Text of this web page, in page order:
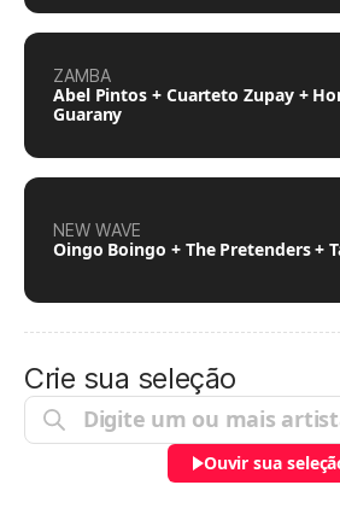
ZAMBA
Abel Pintos + Cuarteto Zupay +
Guarany
NEW WAVE
Oingo Boingo + The Pretenders +
Crie sua seleção
Ouvir sua